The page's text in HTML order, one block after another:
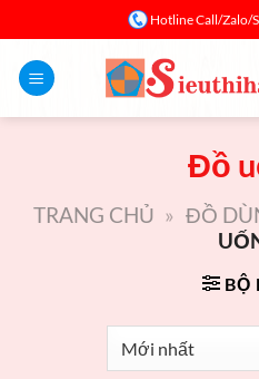
qua
nội
dung
Hotline Call/Zalo/
Đồ
TRANG CHỦ » ĐỒ
BỘ